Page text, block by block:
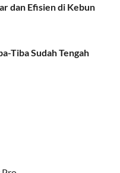
dan Efisien di Kebun
Tiba Sudah Tengah